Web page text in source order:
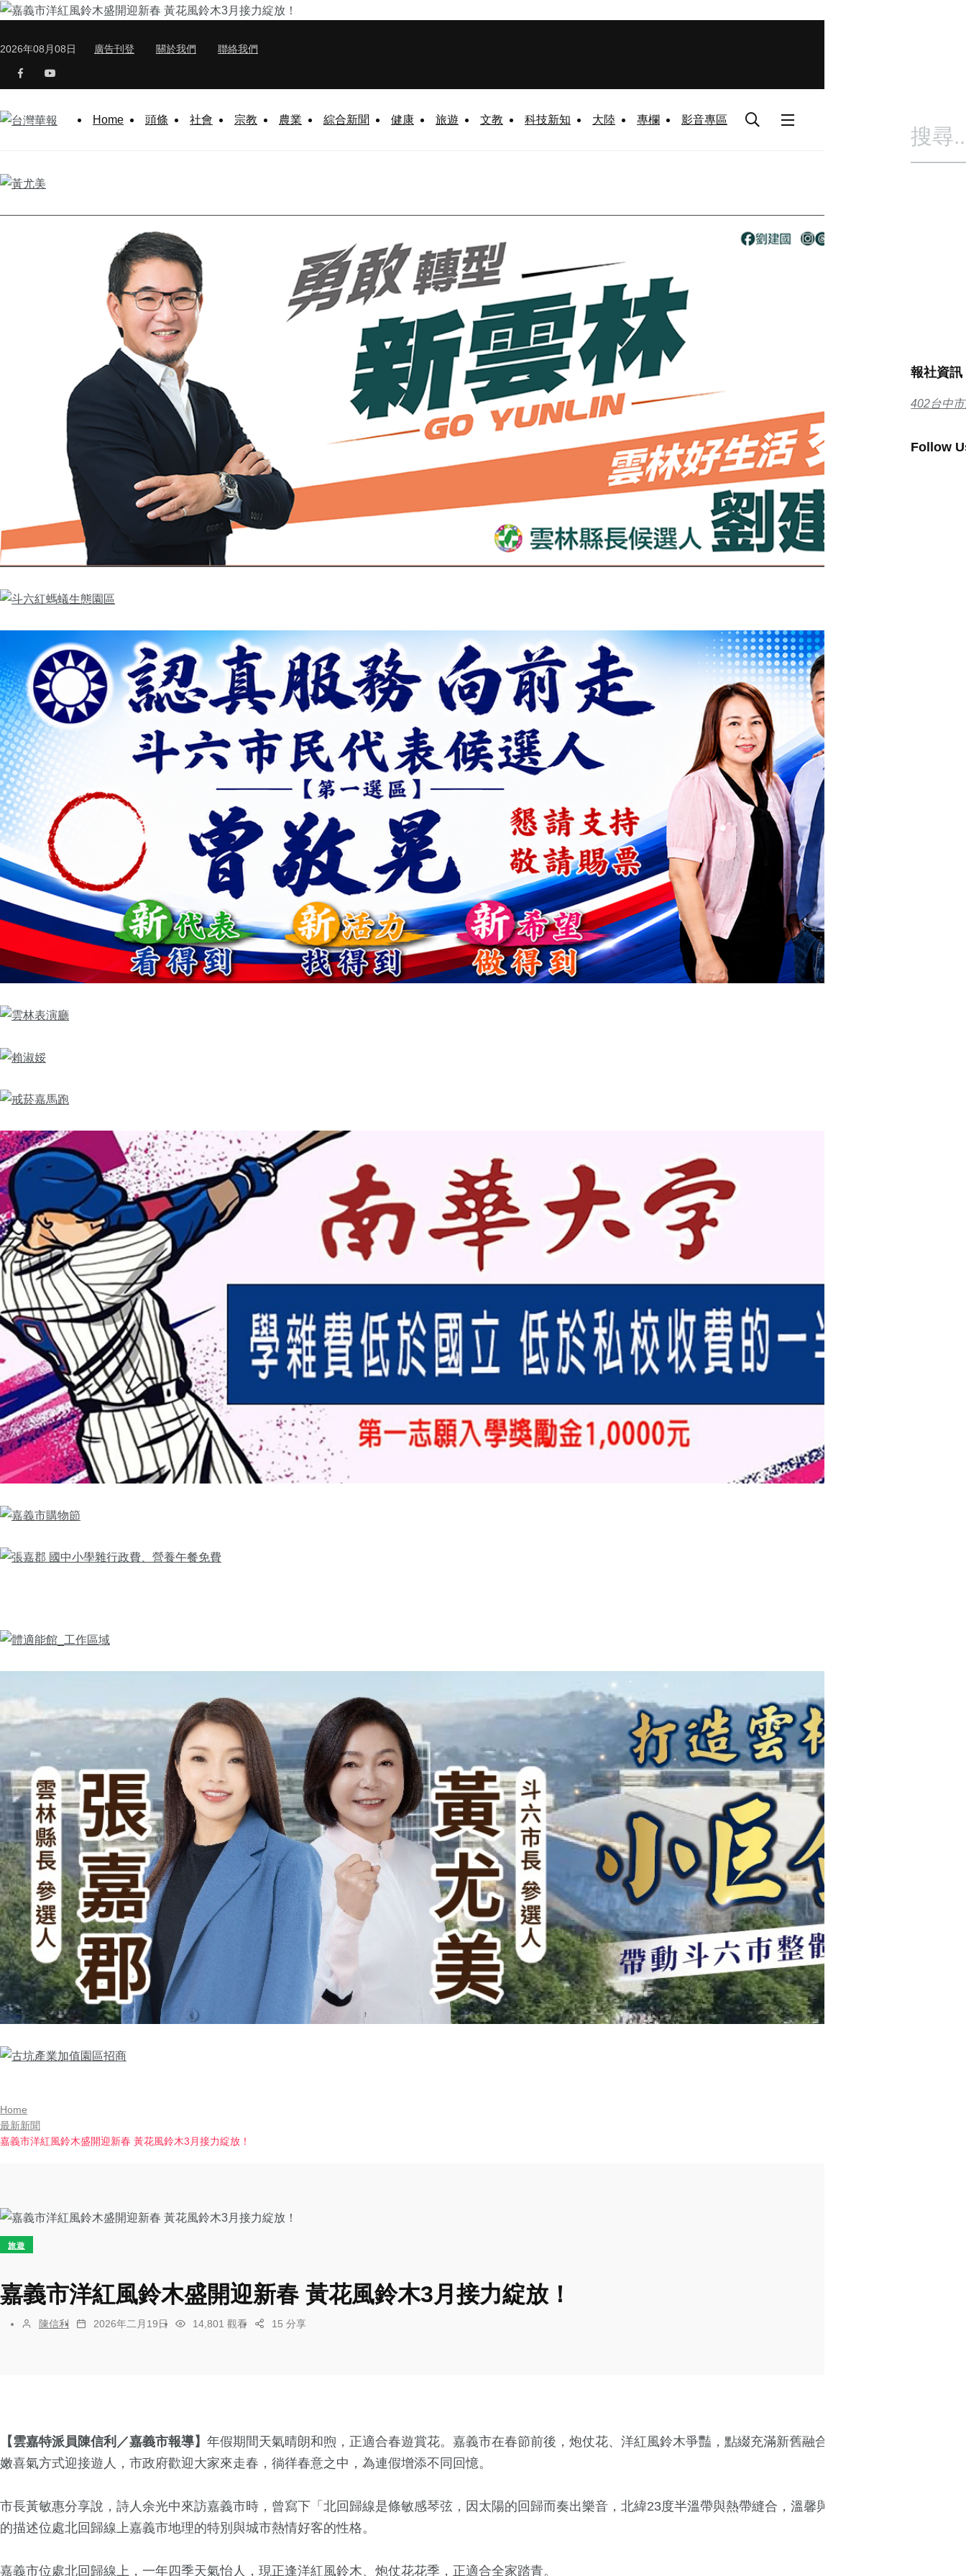
報社資訊
402台中
Follow
2026年08月08日 廣告刊登 關於我們 聯絡我們
Home 頭條 社會 宗教 農業 綜合新聞 健康 旅遊 文教 科技新知 大陸 專欄 影音專區
Home
最新新聞
嘉義市洋紅風鈴木盛開迎新春 黃花風鈴木3月接力綻放！
旅遊
嘉義市洋紅風鈴木盛開迎新春 黃花風鈴木3月接力綻放！
陳信利 2026年二月19日 14,801 觀看 15 分享
【雲嘉特派員陳信利／嘉義市報導】 年假期間天氣晴朗和煦，正適合春遊賞花。嘉義市在春節前後，炮仗花、洋紅風鈴木爭豔，點綴充滿新舊融合的街道巷弄間，以最粉
嫩喜氣方式迎接遊人，市政府歡迎大家來走春，徜徉春意之中，為連假增添不同回憶。
市長黃敏惠分享說，詩人余光中來訪嘉義市時，曾寫下「北回歸線是條敏感琴弦，因太陽的回歸而奏出樂音，北緯23度半溫帶與熱帶縫合，溫馨與熱情交接」詩句，生動
的描述位處北回歸線上嘉義市地理的特別與城市熱情好客的性格。
嘉義市位處北回歸線上，一年四季天氣怡人，現正逢洋紅風鈴木、炮仗花花季，正適合全家踏青。